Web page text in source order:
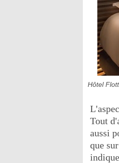
Hôtel
Tout
aussi
que